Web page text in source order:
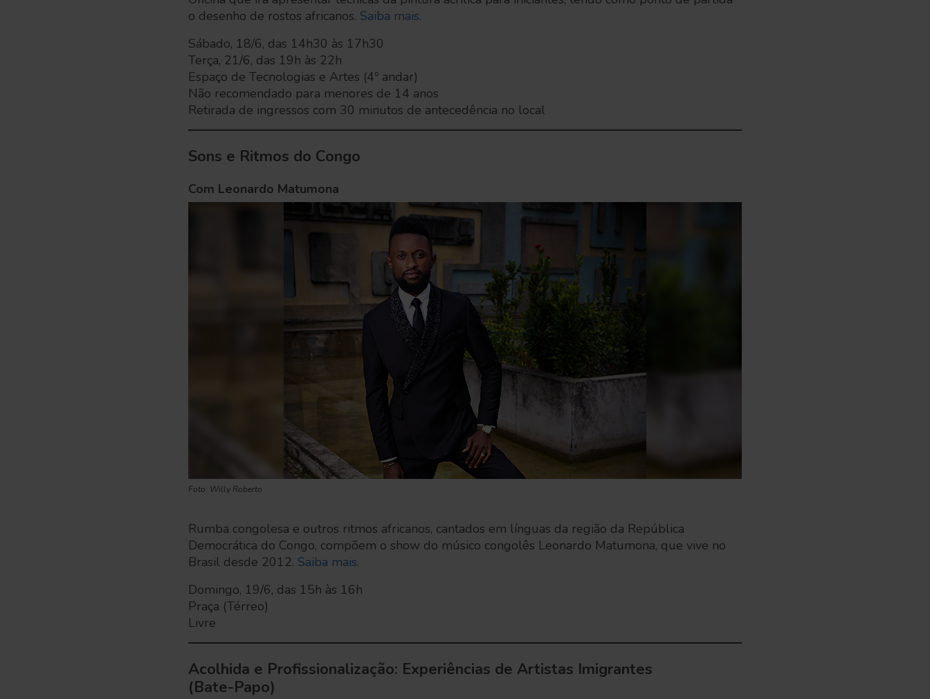
o desenho de rostos africanos. Saiba mais.
Sábado, 18/6, das 14h30 às 17h30
Terça, 21/6, das 19h às 22h
Espaço de Tecnologias e Artes (4º andar)
Não recomendado para menores de 14 anos
Retirada de ingressos com 30 minutos de antecedência no local
Sons e Ritmos do Congo
Com Leonardo Matumona
Foto: Willy Roberto
Rumba congolesa e outros ritmos africanos, cantados em línguas da região da República
Democrática do Congo, compõem o show do músico congolês Leonardo Matumona, que vive no
Brasil desde 2012. Saiba mais.
Domingo, 19/6, das 15h às 16h
Praça (Térreo)
Livre
Acolhida e Profissionalização: Experiências de Artistas Imigrantes
(Bate-Papo)